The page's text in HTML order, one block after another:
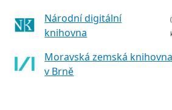
Národní digitální
knihovna
Moravská zemská knihovna
v Brně